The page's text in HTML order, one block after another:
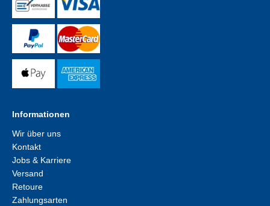
Informationen
Wir über uns
Kontakt
Jobs & Karriere
Versand
Retoure
Zahlungsarten